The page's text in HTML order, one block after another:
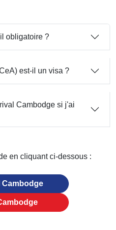
obligatoire ?
est-il un visa ?
Cambodge si j'ai
en cliquant ci-dessous :
Cambodge